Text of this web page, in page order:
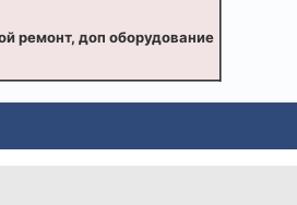
ремонт, доп оборудование